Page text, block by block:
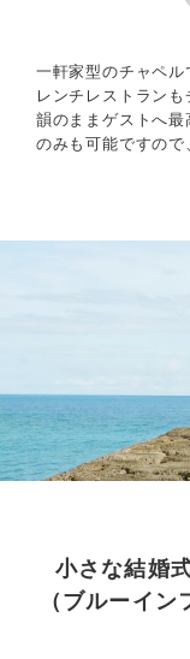
一軒家型のチャペ
レンチレストラン
韻のままゲストへ
のみも可能ですので
小さな結婚
（ブルーイ